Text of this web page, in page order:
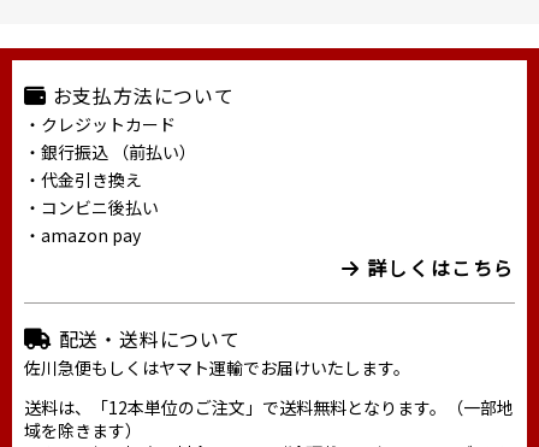
お支払方法について
・クレジットカード
・銀行振込 （前払い）
・代金引き換え
・コンビニ後払い
・amazon pay
詳しくはこちら
配送・送料について
佐川急便もしくはヤマト運輸でお届けいたします。
送料は、「12本単位のご注文」で送料無料となります。（一部地
域を除きます）